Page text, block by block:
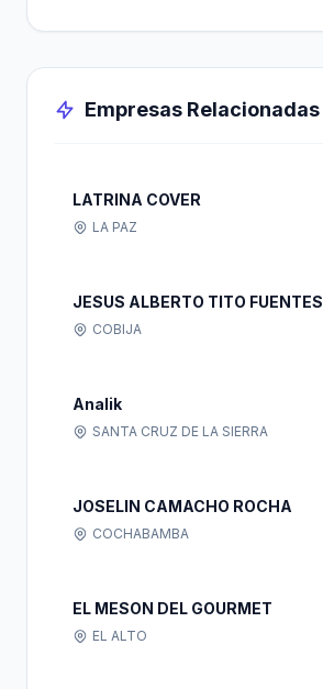
Empresas Relacionadas
LATRINA COVER
LA PAZ
JESUS ALBERTO TITO FUENTES
COBIJA
Analik
SANTA CRUZ DE LA SIERRA
JOSELIN CAMACHO ROCHA
COCHABAMBA
EL MESON DEL GOURMET
EL ALTO